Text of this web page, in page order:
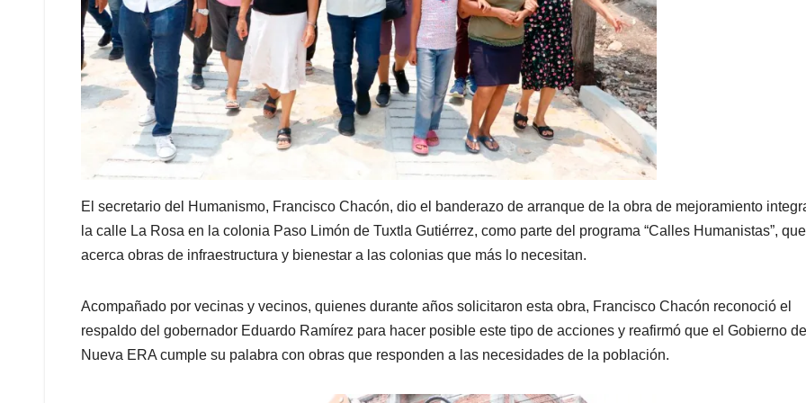
El secretario del Humanismo, Francisco Chacón, dio el banderazo de arranque de la obra de mejoramiento
la calle La Rosa en la colonia Paso Limón de Tuxtla Gutiérrez, como parte del programa “Calles Humanistas”, que
acerca obras de infraestructura y bienestar a las colonias que más lo necesitan.
Acompañado por vecinas y vecinos, quienes durante años solicitaron esta obra, Francisco Chacón reconoció el
respaldo del gobernador Eduardo Ramírez para hacer posible este tipo de acciones y reafirmó que el Gobierno
Nueva ERA cumple su palabra con obras que responden a las necesidades de la población.